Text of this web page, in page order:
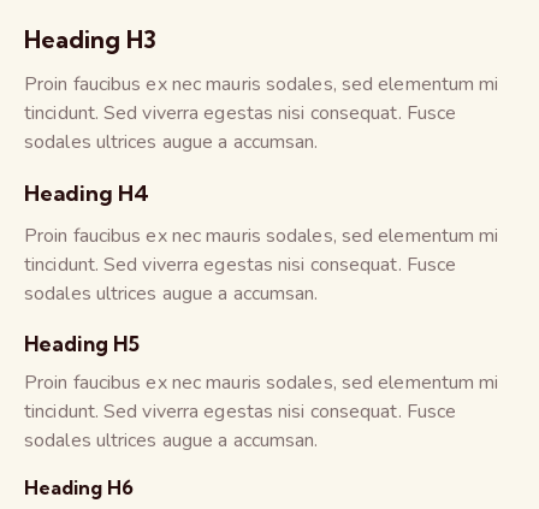
Heading H3
Proin faucibus ex nec mauris sodales, sed elementum mi
tincidunt. Sed viverra egestas nisi consequat. Fusce
sodales ultrices augue a accumsan.
Heading H4
Proin faucibus ex nec mauris sodales, sed elementum mi
tincidunt. Sed viverra egestas nisi consequat. Fusce
sodales ultrices augue a accumsan.
Heading H5
Proin faucibus ex nec mauris sodales, sed elementum mi
tincidunt. Sed viverra egestas nisi consequat. Fusce
sodales ultrices augue a accumsan.
Heading H6